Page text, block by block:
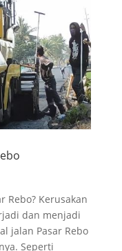
Rebo? Kerusakan
dan menjadi
jalan Pasar Rebo
Seperti